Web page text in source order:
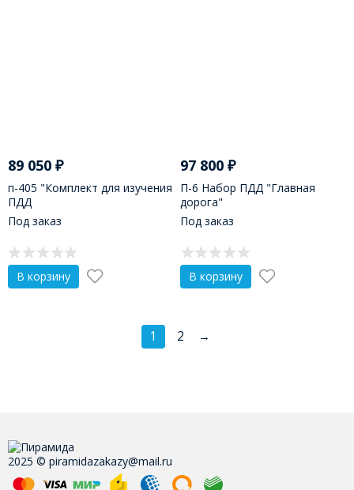
89 050 ₽
п-405 "Комплект для изучения
ПДД
Под заказ
В корзину
97 800₽
П-6 Набор ПДД "Главная
дорога"
Под заказ
В корзину
1 2 →
2025 © piramidazakazy@mail.ru